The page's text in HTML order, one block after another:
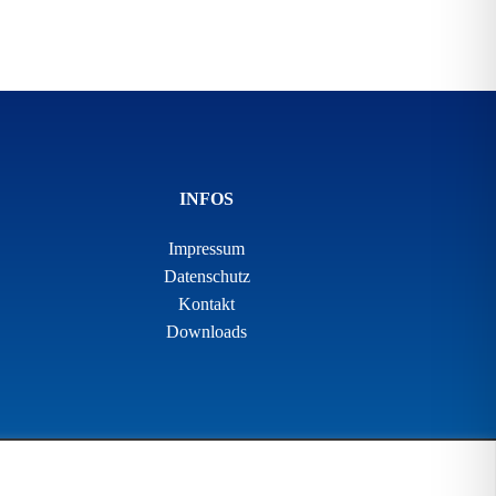
INFOS
Impressum
Datenschutz
Kontakt
Downloads